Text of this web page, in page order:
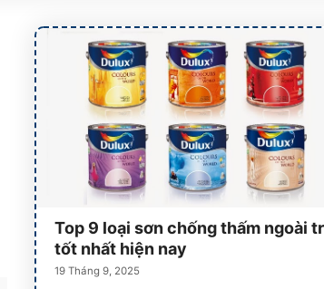
Top 9 loại sơn chống thấm ngoài
tốt nhất hiện nay
19 Tháng 9, 2025